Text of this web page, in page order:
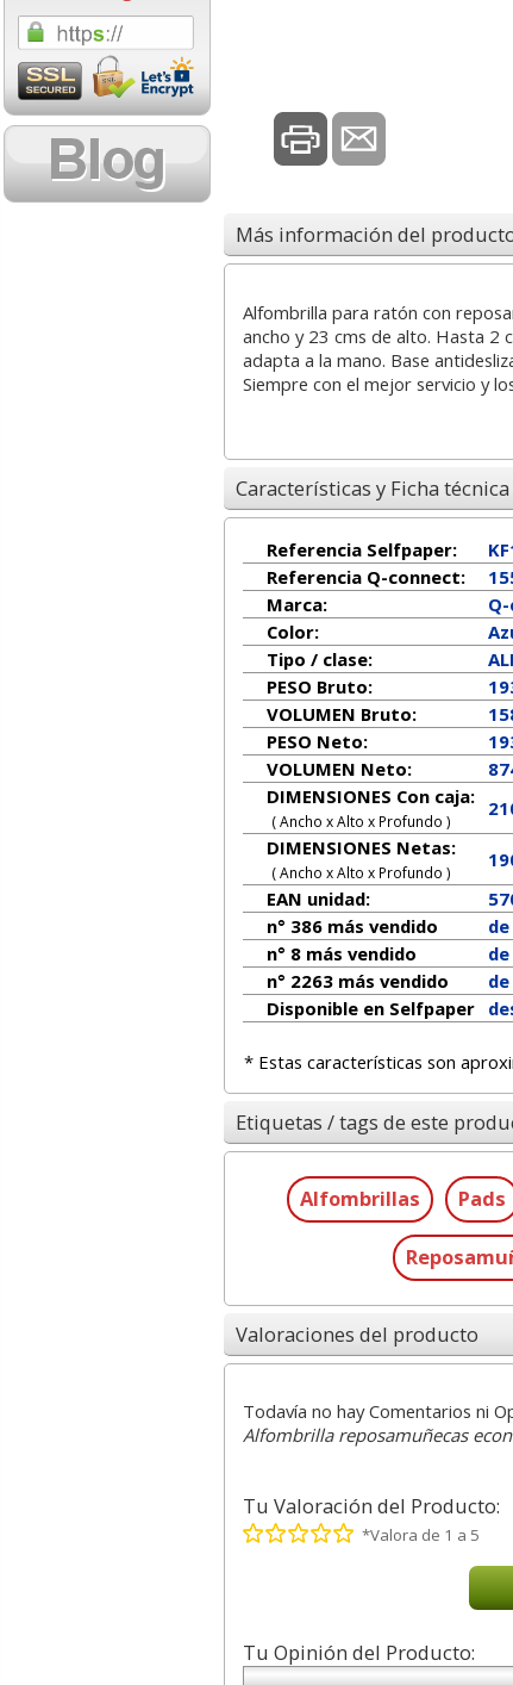
Más información del
Alfombrilla para ratón con
ancho y 23 cms de alto. Hasta 2
adapta a la mano. Base
Siempre con el mejor servicio y
Características y Ficha técnica
Referencia Selfpaper:
Referencia Q-connect:
Marca:
Color:
Tipo / clase:
PESO Bruto:
VOLUMEN Bruto:
PESO Neto:
VOLUMEN Neto:
DIMENSIONES Con caja:
( Ancho x Alto x Profundo )
DIMENSIONES Netas:
( Ancho x Alto x Profundo )
EAN unidad:
n° 386 más vendido
n° 8 más vendido
n° 2263 más vendido
Disponible en Selfpaper
* Estas características son
Etiquetas / tags de este
Alfombrillas Pads
Valoraciones del producto
Todavía no hay Comentarios ni
Alfombrilla reposamuñecas
Tu Valoración del Producto:
*Valora de 1 a 5
Tu Opinión del Producto:
Negro, original
N9K06AE
14,87
302XL
capacidad